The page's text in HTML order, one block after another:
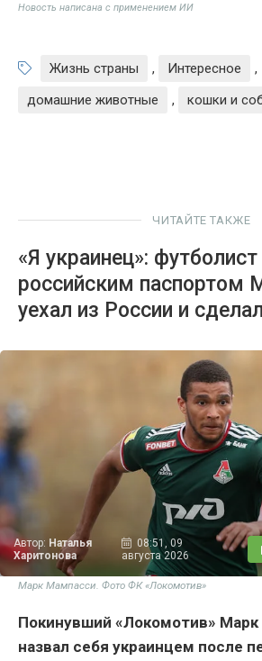
Новость написана с применением ИИ
Жизнь страны , Интересное
,
домашние животные
, кошки и
ЧИТАЙТЕ ТАКЖЕ
«Я украинец»: футболист
российским паспортом
уехал из России и
Автор: Наталья
Харитонова
08:51, 09
августа 2026
Марк Мампасси. Фото ФК «Локомотив»
Покинувший «Локомотив»
назвал себя украинцем после